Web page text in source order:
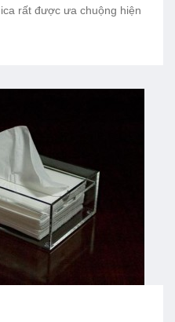
rất được ưa chuộng hiện